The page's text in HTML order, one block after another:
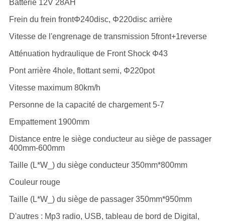
Batterie 12V 28AH
Frein du frein frontΦ240disc, Φ220disc arrière
Vitesse de l'engrenage de transmission 5front+1reverse
Atténuation hydraulique de Front Shock Φ43
Pont arrière 4hole, flottant semi, Φ220pot
Vitesse maximum 80km/h
Personne de la capacité de chargement 5-7
Empattement 1900mm
Distance entre le siège conducteur au siège de passager
400mm-600mm
Taille (L*W_) du siège conducteur 350mm*800mm
Couleur rouge
Taille (L*W_) du siège de passager 350mm*950mm
D'autres : Mp3 radio, USB, tableau de bord de Digital,